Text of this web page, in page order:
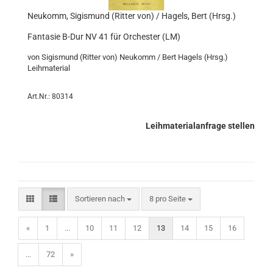
Neukomm, Sigismund (Ritter von) / Hagels, Bert (Hrsg.)
Fantasie B-Dur NV 41 für Orchester (LM)
von Sigismund (Ritter von) Neukomm / Bert Hagels (Hrsg.)
Leihmaterial
Art.Nr.: 80314
Leihmaterialanfrage stellen
Sortieren nach 8 pro Seite
« 1 ... 10 11 12 13 14 15 16
... 72 »